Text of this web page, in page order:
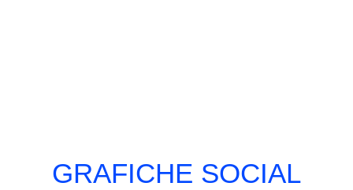
GRAFICHE SOCIAL